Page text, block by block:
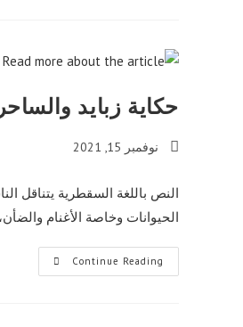
حكاية زبايد
Post نوفمبر 15, 2021
النص باللغة السقطرية يتناقل
الحيوانات وخاصة الأغنام
Continue Reading حكاية
زبايد